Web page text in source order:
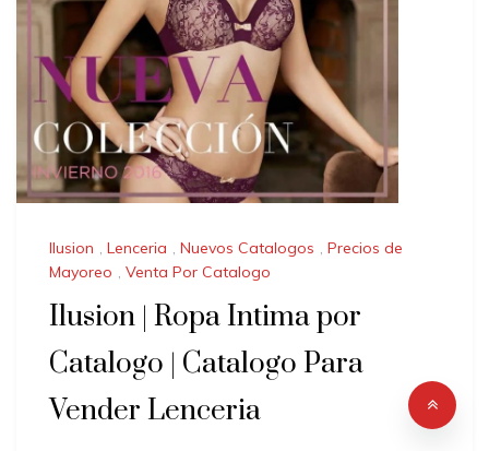
Ilusion , Lenceria , Nuevos Catalogos , Precios de
Mayoreo , Venta Por Catalogo
Ilusion | Ropa Intima por
Catalogo | Catalogo Para
Vender Lenceria